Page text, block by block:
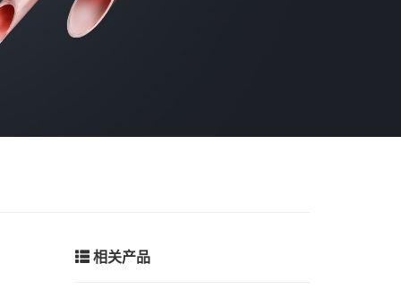
相关产品